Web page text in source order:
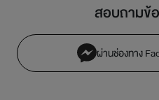
สอบถามข้
ผ่านช่องทาง